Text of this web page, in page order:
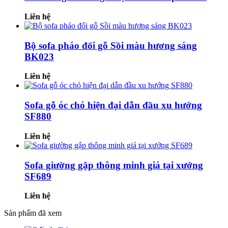
Liên hệ
Bộ sofa pháo đối gỗ Sồi màu hương sáng
BK023
Liên hệ
Sofa gỗ óc chó hiện đại dẫn đầu xu hướng
SF880
Liên hệ
Sofa giường gập thông minh giá tại xưởng
SF689
Liên hệ
Sản phẩm đã xem